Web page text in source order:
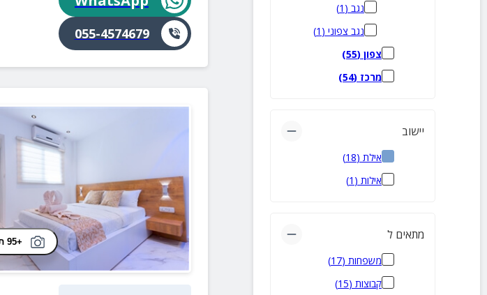
נגב (
1
)
נגב צפוני (
1
)
צפון (
55
)
מרכז (
54
)
יישוב
אילת (
18
)
אילות (
1
)
מתאים ל
משפחות (
17
)
קבוצות (
15
)
055-4574679
+95 תמונות